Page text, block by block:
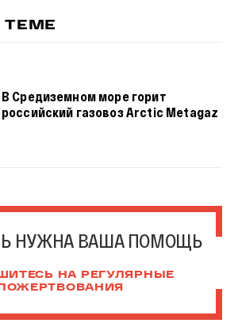
ТЕМЕ
В Средиземном море горит
российский газовоз Arctic Metagaz
НУЖНА ВАША ПОМОЩЬ
НА РЕГУЛЯРНЫЕ
ПОЖЕРТВОВАНИЯ